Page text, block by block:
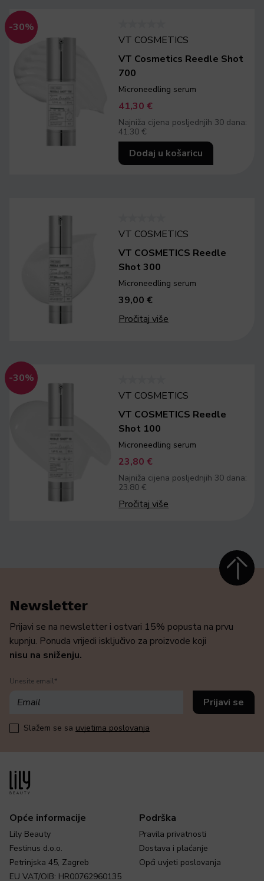
-30%
VT COSMETICS
VT Cosmetics Reedle Shot
700
Microneedling serum
41,30€
Najniža cijena posljednjih 30 dana:
41.30 €
Dodaj u košaricu
VT COSMETICS
VT COSMETICS Reedle
Shot 300
Microneedling serum
39,00€
Pročitaj više
-30%
VT COSMETICS
VT COSMETICS Reedle
Shot 100
Microneedling serum
23,80€
Najniža cijena posljednjih 30 dana:
23.80 €
Pročitaj više
Opće informacije
Lily Beauty
Festinus d.o.o.
Petrinjska 45, Zagreb
EU VAT/OIB: HR00762960135
Podrška
Pravila privatnosti
Dostava i plaćanje
Opći uvjeti poslovanja
Newsletter
Prijavi se na newsletter i ostvari 15% popusta na prvu
kupnju. Ponuda vrijedi isključivo za proizvode koji
nisu na sniženju.
Unesite email*
Slažem se sa uvjetima poslovanja